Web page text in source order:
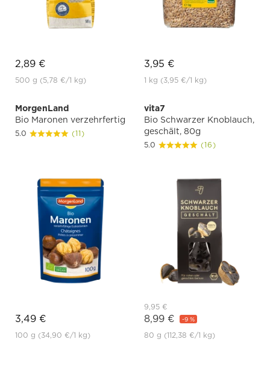
2,89 €
500 g (5,78 €/1 kg)
3,95 €
1 kg (3,95 €/1 kg)
MorgenLand
Bio Maronen verzehrfertig
5.0 (11)
3,49 €
100 g (34,90 €/1 kg)
vita7
Bio Schwarzer Knoblauch,
geschält, 80g
5.0 (16)
9,95 €
8,99 € -9 %
80 g (112,38 €/1 kg)